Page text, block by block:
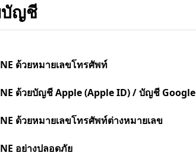
บัญชี
ด้วยหมายเลขโทรศัพท์
ด้วยบัญชี Apple (Apple ID) / บัญชี Google
ด้วยหมายเลขโทรศัพท์ต่างหมายเลข
อย่างปลอดภัย